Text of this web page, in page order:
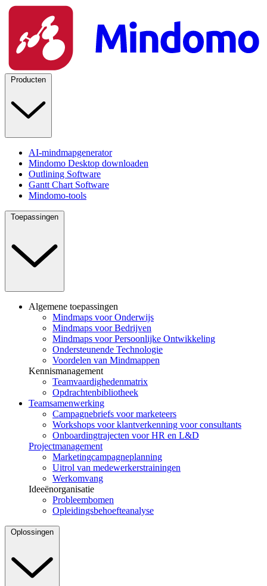
Producten
AI-mindmapgenerator
Mindomo Desktop downloaden
Outlining Software
Gantt Chart Software
Mindomo-tools
Toepassingen
Algemene toepassingen
Mindmaps voor Onderwijs
Mindmaps voor Bedrijven
Mindmaps voor Persoonlijke Ontwikkeling
Ondersteunende Technologie
Voordelen van Mindmappen
Kennismanagement
Teamvaardighedenmatrix
Opdrachtenbibliotheek
Teamsamenwerking
Campagnebriefs voor marketeers
Workshops voor klantverkenning voor consultants
Onboardingtrajecten voor HR en L&D
Projectmanagement
Marketingcampagneplanning
Uitrol van medewerkerstrainingen
Werkomvang
Ideeënorganisatie
Probleembomen
Opleidingsbehoefteanalyse
Oplossingen